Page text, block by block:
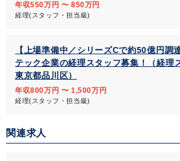
年収550万円 〜 850万円
経理(スタッフ・担当級)
【上場準備中／シリーズCで約50億円調
テック企業の経理スタッフ募集！（経理
東京都品川区）
年収800万円 〜 1,500万円
経理(スタッフ・担当級)
関連求人